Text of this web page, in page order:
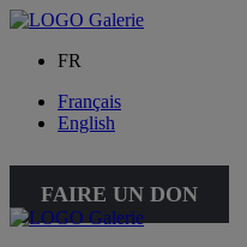
FR
Français
English
FAIRE UN DON